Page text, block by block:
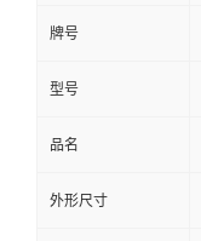
牌号
型号
品名
外形尺寸